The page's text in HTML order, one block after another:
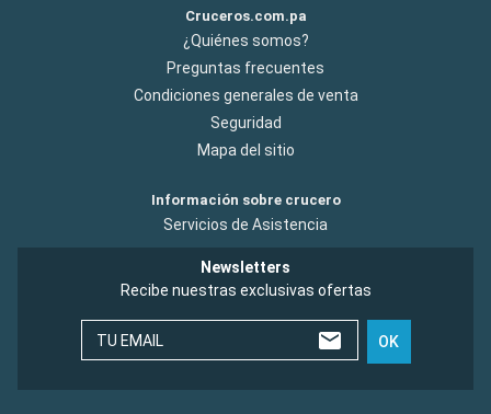
Cruceros.com.pa
¿Quiénes somos?
Preguntas frecuentes
Condiciones generales de venta
Seguridad
Mapa del sitio
Información sobre crucero
Servicios de Asistencia
Newsletters
Recibe nuestras exclusivas ofertas
TU EMAIL OK